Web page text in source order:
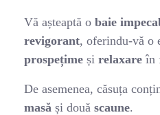
Vă așteaptă o baie
revigorant, oferindu-vă o
prospețime și relaxare în
De asemenea, căsuța
masă și două scaune.